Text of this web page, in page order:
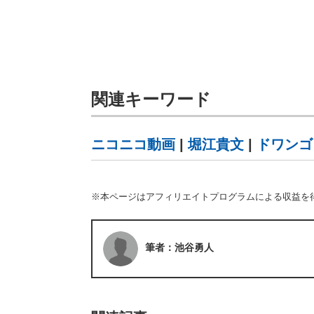
関連キーワード
ニコニコ動画 |堀江貴文 ドワンゴ
※本ページはアフィリエイトプログラムによる収益を
筆者：池谷勇人